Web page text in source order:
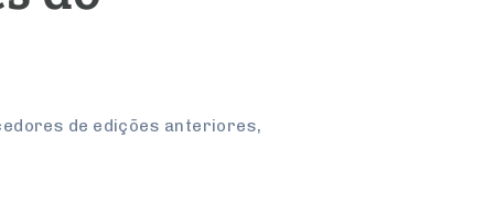
de edições anteriores,